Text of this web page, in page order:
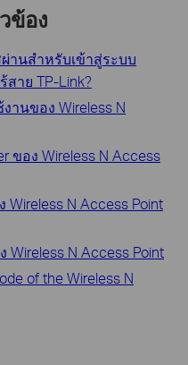
ข้อง
านสำหรับเข้าสู่ระบบ
สาย TP-Link?
านของ Wireless N
ของ Wireless N Access
Wireless N Access Point
N Access Point
of the Wireless N